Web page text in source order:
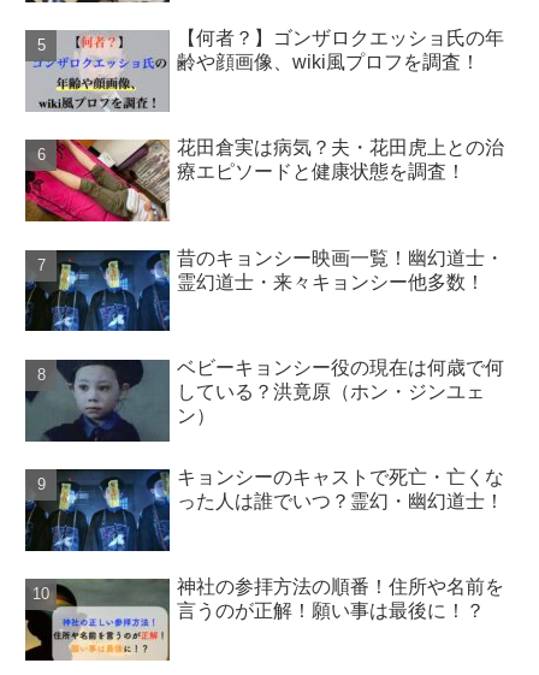
【何者？】ゴンザロクエッショ氏の年
齢や顔画像、wiki風プロフを調査！
花田倉実は病気？夫・花田虎上との治
療エピソードと健康状態を調査！
昔のキョンシー映画一覧！幽幻道士・
霊幻道士・来々キョンシー他多数！
ベビーキョンシー役の現在は何歳で何
している？洪竟原（ホン・ジンユェ
ン）
キョンシーのキャストで死亡・亡くな
った人は誰でいつ？霊幻・幽幻道士！
神社の参拝方法の順番！住所や名前を
言うのが正解！願い事は最後に！？